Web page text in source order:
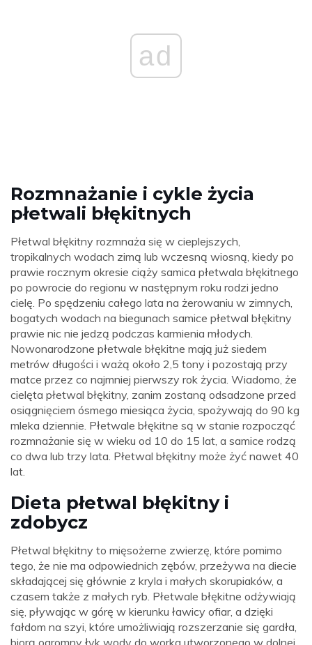
ad
Rozmnażanie i cykle życia
płetwali błękitnych
Płetwal błękitny rozmnaża się w cieplejszych,
tropikalnych wodach zimą lub wczesną wiosną, kiedy po
prawie rocznym okresie ciąży samica płetwala błękitnego
po powrocie do regionu w następnym roku rodzi jedno
cielę. Po spędzeniu całego lata na żerowaniu w zimnych,
bogatych wodach na biegunach samice płetwal błękitny
prawie nic nie jedzą podczas karmienia młodych.
Nowonarodzone płetwale błękitne mają już siedem
metrów długości i ważą około 2,5 tony i pozostają przy
matce przez co najmniej pierwszy rok życia. Wiadomo, że
cielęta płetwal błękitny, zanim zostaną odsadzone przed
osiągnięciem ósmego miesiąca życia, spożywają do 90 kg
mleka dziennie. Płetwale błękitne są w stanie rozpocząć
rozmnażanie się w wieku od 10 do 15 lat, a samice rodzą
co dwa lub trzy lata. Płetwal błękitny może żyć nawet 40
lat.
Dieta płetwal błękitny i
zdobycz
Płetwal błękitny to mięsożerne zwierzę, które pomimo
tego, że nie ma odpowiednich zębów, przeżywa na diecie
składającej się głównie z kryla i małych skorupiaków, a
czasem także z małych ryb. Płetwale błękitne odżywiają
się, pływając w górę w kierunku ławicy ofiar, a dzięki
fałdom na szyi, które umożliwiają rozszerzanie się gardła,